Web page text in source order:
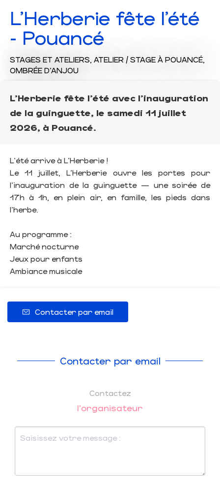
L'Herberie fête l'été
- Pouancé
STAGES ET ATELIERS, ATELIER / STAGE À POUANCÉ,
OMBRÉE D'ANJOU
L'Herberie fête l'été avec l'inauguration
de la guinguette, le samedi 11 juillet
2026, à Pouancé.
L'été arrive à L’Herberie !
Le 11 juillet, L'Herberie ouvre les portes pour
l'inauguration de la guinguette — une soirée de
17h à 1h, en plein air, en famille, les pieds dans
l’herbe.
Au programme :
Marché nocturne
Jeux pour enfants
Ambiance musicale
Contacter par email
Contacter par email
Contactez
l'organisateur